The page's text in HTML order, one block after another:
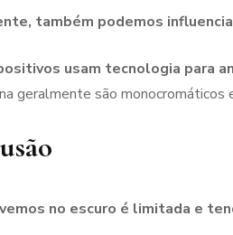
também podemos
usam tecnologia para
geralmente são
no escuro é limitada e